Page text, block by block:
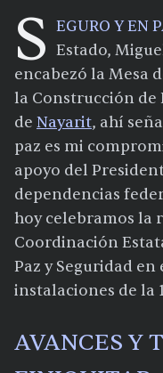
S EGURO Y EN
Estado,
encabezó la Mesa
la Construcción de
de Nayarit, ahí
paz es mi
apoyo del
dependencias
hoy celebramos la
Coordinación
Paz y Seguridad
instalaciones de la
AVANCES Y